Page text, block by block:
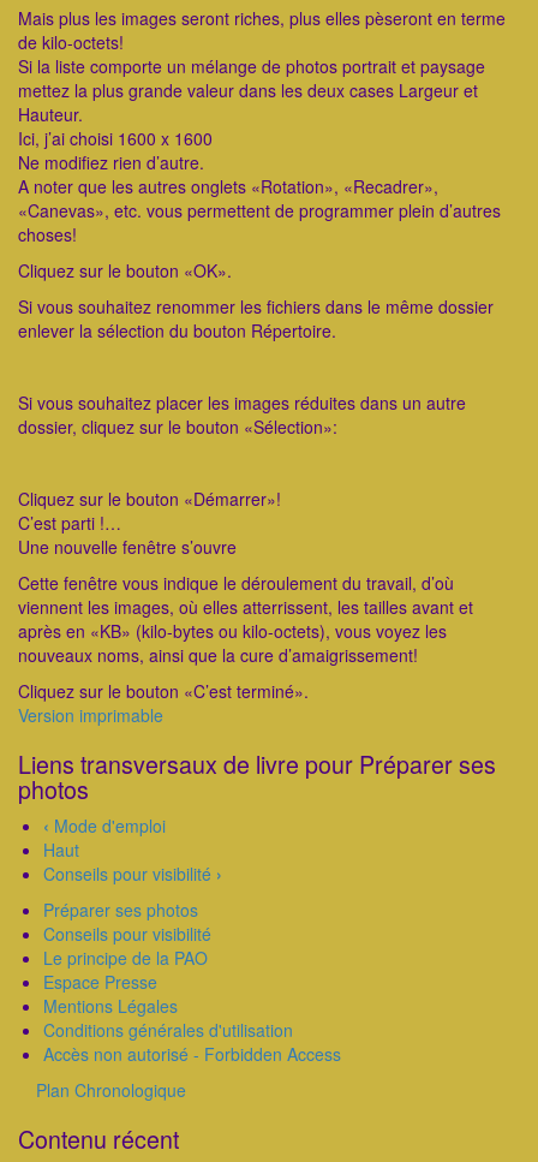
Mais plus les images seront riches, plus elles pèseront en terme
de kilo-octets!
Si la liste comporte un mélange de photos portrait et paysage
mettez la plus grande valeur dans les deux cases Largeur et
Hauteur.
Ici, j’ai choisi 1600 x 1600
Ne modifiez rien d’autre.
A noter que les autres onglets «Rotation», «Recadrer»,
«Canevas», etc. vous permettent de programmer plein d’autres
choses!
Cliquez sur le bouton «OK».
Si vous souhaitez renommer les fichiers dans le même dossier
enlever la sélection du bouton Répertoire.
Si vous souhaitez placer les images réduites dans un autre
dossier, cliquez sur le bouton «Sélection»:
Cliquez sur le bouton «Démarrer»!
C’est parti !…
Une nouvelle fenêtre s’ouvre
Cette fenêtre vous indique le déroulement du travail, d’où
viennent les images, où elles atterrissent, les tailles avant et
après en «KB» (kilo-bytes ou kilo-octets), vous voyez les
nouveaux noms, ainsi que la cure d’amaigrissement!
Cliquez sur le bouton «C’est terminé».
Version imprimable
Liens transversaux de livre pour Préparer ses
photos
‹ Mode d'emploi
Haut
Conseils pour visibilité ›
Préparer ses photos
Conseils pour visibilité
Le principe de la PAO
Espace Presse
Mentions Légales
Conditions générales d'utilisation
Accès non autorisé - Forbidden Access
Plan Chronologique
Contenu récent